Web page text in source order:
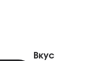
Вкус